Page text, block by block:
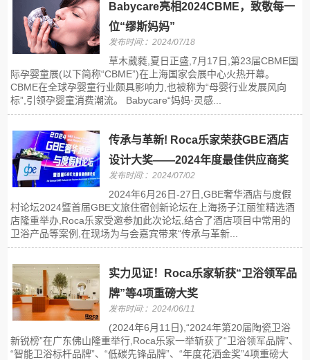
Babycare亮相2024CBME，致敬每一
位“缪斯妈妈”
发布时间:：2024/07/18
草木葳蕤,夏日正盛,7月17日,第23届CBME国
际孕婴童展(以下简称“CBME”)在上海国家会展中心火热开幕。
CBME在全球孕婴童行业颇具影响力,也被称为“母婴行业发展风向
标”,引领孕婴童消费潮流。 Babycare“妈妈·灵感...
传承与革新! Roca乐家荣获GBE酒店
设计大奖——2024年度最佳供应商奖
发布时间:：2024/07/02
2024年6月26日-27日,GBE奢华酒店与度假
村论坛2024暨首届GBE文旅住宿创新论坛在上海扬子江丽笙精选酒
店隆重举办,Roca乐家受邀参加此次论坛,结合了酒店项目中常用的
卫浴产品等案例,在现场为与会嘉宾带来“传承与革新...
实力见证！Roca乐家斩获“卫浴领军品
牌”等4项重磅大奖
发布时间:：2024/06/11
(2024年6月11日),“2024年第20届陶瓷卫浴
新锐榜”在广东佛山隆重举行,Roca乐家一举斩获了“卫浴领军品牌”、
“智能卫浴标杆品牌”、“低碳先锋品牌”、“年度花洒金奖”4项重磅大